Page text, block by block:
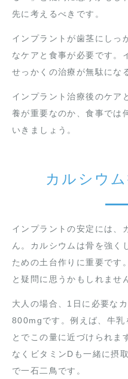
先に考えるべきです。
インプラントが歯茎にしっ
なケアと食事が必要です。
せっかくの治療が無駄にな
インプラント治療後のケア
養が重要なのか、食事では
いきましょう。
カルシウ
インプラントの安定には、
ん。カルシウムは骨を強く
ための土台作りに重要です
と疑問に思うかもしれませ
大人の場合、1日に必要な
800mgです。例えば、牛乳
とでこの量に近づけられま
なくビタミンDも一緒に摂
で一石二鳥です。